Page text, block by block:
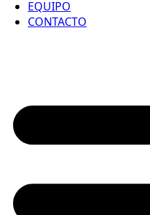
EQUIPO
CONTACTO